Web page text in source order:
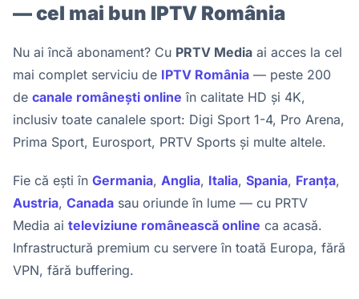
— cel mai bun IPTV România
Nu ai încă abonament? Cu PRTV Media ai acces la cel
mai complet serviciu de IPTV România — peste 200
de canale românești online în calitate HD și 4K,
inclusiv toate canalele sport: Digi Sport 1-4, Pro Arena,
Prima Sport, Eurosport, PRTV Sports și multe altele.
Fie că ești în Germania, Anglia, Italia, Spania, Franța,
Austria, Canada sau oriunde în lume — cu PRTV
Media ai televiziune românească online ca acasă.
Infrastructură premium cu servere în toată Europa, fără
VPN, fără buffering.